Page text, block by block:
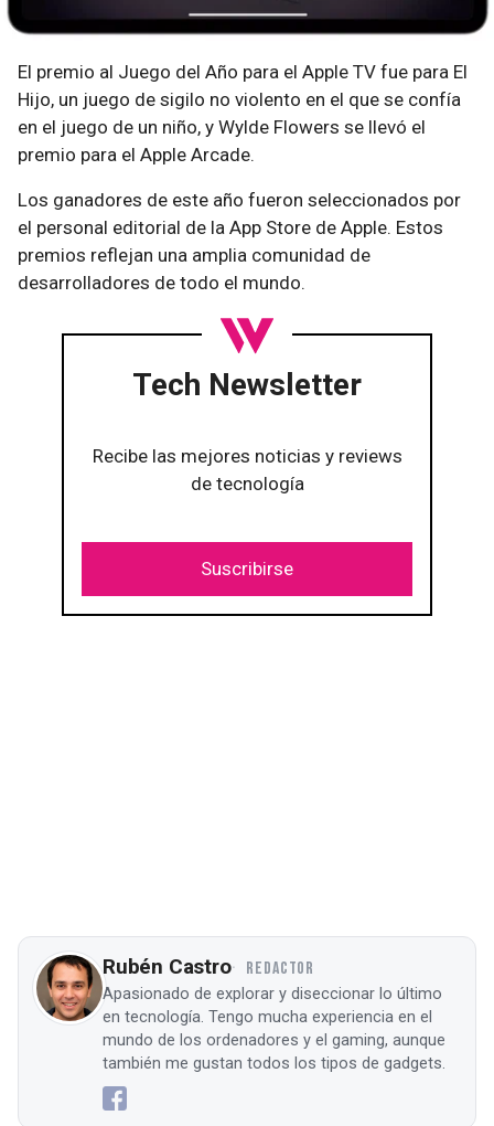
El premio al Juego del Año para el Apple TV fue para El
Hijo, un juego de sigilo no violento en el que se confía
en el juego de un niño, y Wylde Flowers se llevó el
premio para el Apple Arcade.
Los ganadores de este año fueron seleccionados por
el personal editorial de la App Store de Apple. Estos
premios reflejan una amplia comunidad de
desarrolladores de todo el mundo.
Tech Newsletter
Recibe las mejores noticias y reviews
de tecnología
Suscribirse
Rubén Castro REDACTOR
Apasionado de explorar y diseccionar lo último
en tecnología. Tengo mucha experiencia en el
mundo de los ordenadores y el gaming, aunque
también me gustan todos los tipos de gadgets.